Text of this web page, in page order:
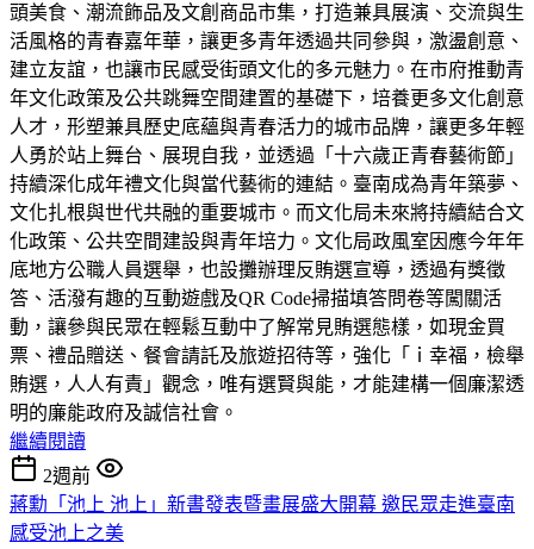
頭美食、潮流飾品及文創商品市集，打造兼具展演、交流與生
活風格的青春嘉年華，讓更多青年透過共同參與，激盪創意、
建立友誼，也讓市民感受街頭文化的多元魅力。在市府推動青
年文化政策及公共跳舞空間建置的基礎下，培養更多文化創意
人才，形塑兼具歷史底蘊與青春活力的城市品牌，讓更多年輕
人勇於站上舞台、展現自我，並透過「十六歲正青春藝術節」
持續深化成年禮文化與當代藝術的連結。臺南成為青年築夢、
文化扎根與世代共融的重要城市。而文化局未來將持續結合文
化政策、公共空間建設與青年培力。文化局政風室因應今年年
底地方公職人員選舉，也設攤辦理反賄選宣導，透過有獎徵
答、活潑有趣的互動遊戲及QR Code掃描填答問卷等闖關活
動，讓參與民眾在輕鬆互動中了解常見賄選態樣，如現金買
票、禮品贈送、餐會請託及旅遊招待等，強化「ｉ幸福，檢舉
賄選，人人有責」觀念，唯有選賢與能，才能建構一個廉潔透
明的廉能政府及誠信社會。
繼續閱讀
2週前
蔣勳「池上 池上」新書發表暨畫展盛大開幕 邀民眾走進臺南
感受池上之美